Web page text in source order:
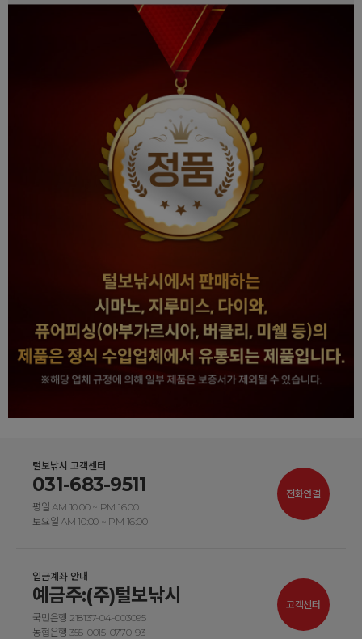
털보낚시 고객센터
031-683-9511
평일 AM 10:00 ~ PM 16:00
토요일 AM 10:00 ~ PM 16:00
전화연결
입금계좌 안내
예금주:(주)털보낚시
국민은행 218137-04-003095
농협은행 355-0015-0770-93
고객센터